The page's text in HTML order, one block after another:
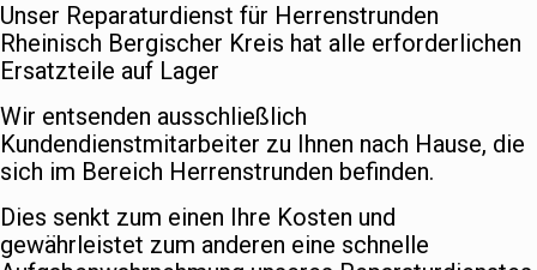
Unser Reparaturdienst für Herrenstrunden
Rheinisch Bergischer Kreis hat alle erforderlichen
Ersatzteile auf Lager
Wir entsenden ausschließlich
Kundendienstmitarbeiter zu Ihnen nach Hause, die
sich im Bereich Herrenstrunden befinden.
Dies senkt zum einen Ihre Kosten und
gewährleistet zum anderen eine schnelle